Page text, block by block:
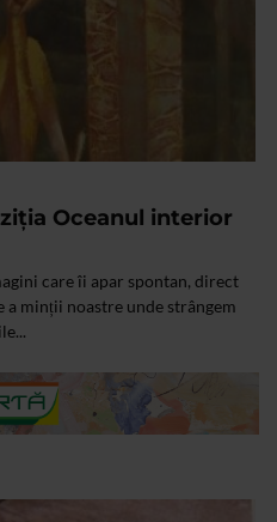
Oceanul interior
care îi apar spontan, direct
a minții noastre unde strângem